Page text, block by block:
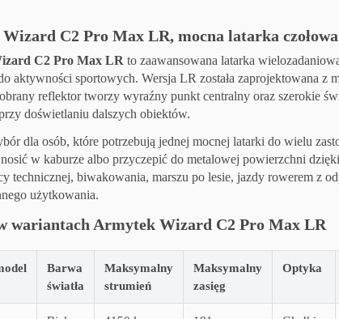
C2 Pro Max LR, mocna latarka
C2 Pro Max LR to zaawansowana latarka
aktywności sportowych. Wersja LR została zaprojektowana z
reflektor tworzy wyraźny punkt centralny oraz szerokie
doświetlaniu dalszych obiektów.
dla osób, które potrzebują jednej mocnej latarki do wielu
w kaburze albo przyczepić do metalowej powierzchni
technicznej, biwakowania, marszu po lesie, jazdy rowerem z
użytkowania.
wariantach Armytek Wizard C2 Pro Max LR
Barwa
światła
Maksymalny
strumień
Maksymalny
zasięg
Optyka